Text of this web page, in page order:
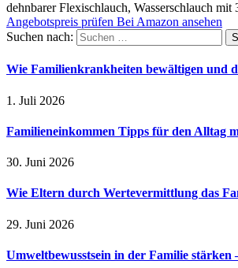
dehnbarer Flexischlauch, Wasserschlauch
Angebotspreis prüfen Bei Amazon ansehen
Suchen nach:
Wie Familienkrankheiten bewältigen und
1. Juli 2026
Familieneinkommen Tipps für den Alltag
30. Juni 2026
Wie Eltern durch Wertevermittlung das
29. Juni 2026
Umweltbewusstsein in der Familie